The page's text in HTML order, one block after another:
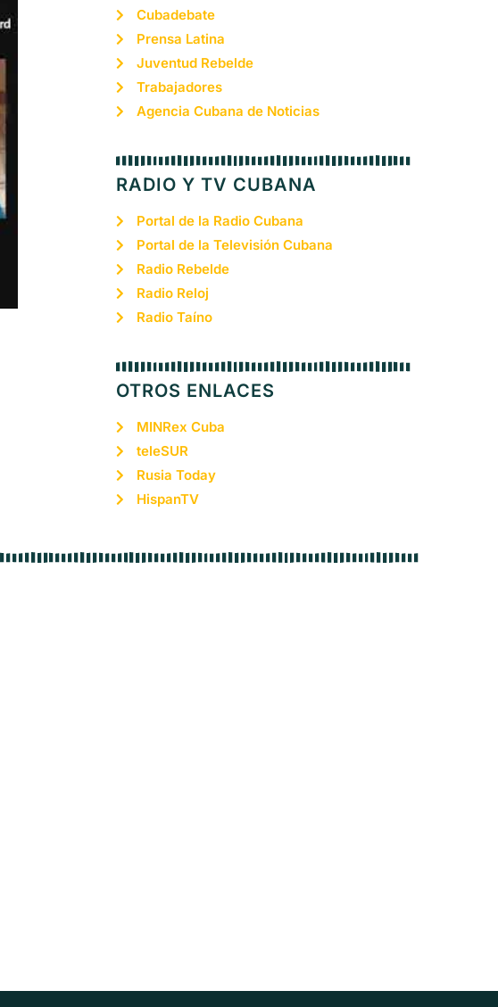
Cubadebate
Prensa Latina
Juventud Rebelde
Trabajadores
Agencia Cubana de Noticias
RADIO Y TV CUBANA
Portal de la Radio Cubana
Portal de la Televisión Cubana
Radio Rebelde
Radio Reloj
Radio Taíno
OTROS ENLACES
MINRex Cuba
teleSUR
Rusia Today
HispanTV